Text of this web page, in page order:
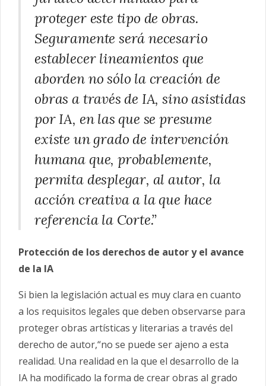
proteger este tipo de obras.
Seguramente será necesario
establecer lineamientos que
aborden no sólo la creación de
obras a través de IA, sino asistidas
por IA, en las que se presume
existe un grado de intervención
humana que, probablemente,
permita desplegar, al autor, la
acción creativa a la que hace
referencia la Corte.”
Protección de los derechos de autor y el avance
de la IA
Si bien la legislación actual es muy clara en cuanto
a los requisitos legales que deben observarse para
proteger obras artísticas y literarias a través del
derecho de autor,“no se puede ser ajeno a esta
realidad. Una realidad en la que el desarrollo de la
IA ha modificado la forma de crear obras al grado